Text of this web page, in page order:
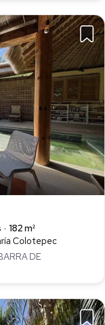
182 m²
Colotepec
DE